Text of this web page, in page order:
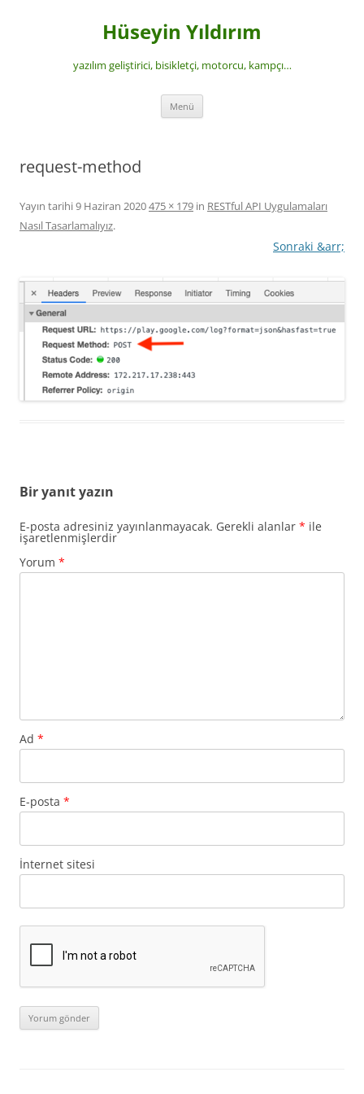
Hüseyin Yıldırım
yazılım geliştirici, bisikletçi, motorcu, kampçı…
Menü
request-method
Yayın tarihi9 Haziran 2020475 × 179 in RESTful API Uygulamaları
Nasıl Tasarlamalıyız.
Sonraki &arr;
Bir yanıt yazın
E-posta adresiniz yayınlanmayacak. Gerekli alanlar * ile
işaretlenmişlerdir
Yorum *
Ad *
E-posta *
İnternet sitesi